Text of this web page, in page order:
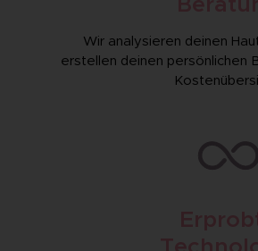
Wir analysieren deinen
erstellen deinen persönlichen